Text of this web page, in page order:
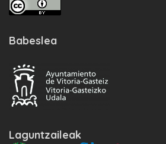
Babeslea
Laguntzaileak